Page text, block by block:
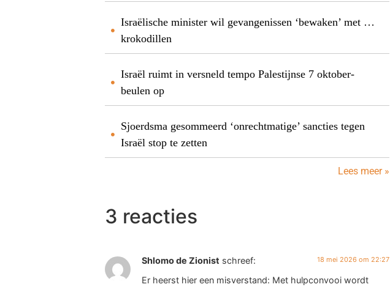
Israëlische minister wil gevangenissen ‘bewaken’ met …
krokodillen
Israël ruimt in versneld tempo Palestijnse 7 oktober-
beulen op
Sjoerdsma gesommeerd ‘onrechtmatige’ sancties tegen
Israël stop te zetten
Lees meer »
3 reacties
Shlomo de Zionist schreef: 18 mei 2026 om 22:27
Er heerst hier een misverstand: Met hulpconvooi wordt